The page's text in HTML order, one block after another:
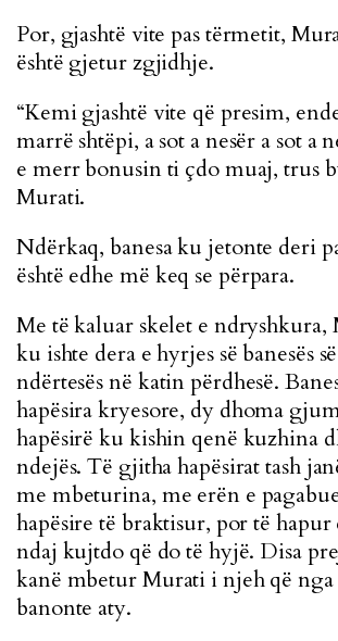
Por, gjashtë vite pas tërmetit,
është gjetur zgjidhje.
“Kemi gjashtë vite që presim,
marrë shtëpi, a sot a nesër a sot a
e merr bonusin ti çdo muaj, trus
Murati.
Ndërkaq, banesa ku jetonte deri
është edhe më keq se përpara.
Me të kaluar skelet e
ku ishte dera e hyrjes së banesës
ndërtesës në katin përdhesë.
hapësira kryesore, dy dhoma
hapësirë ku kishin qenë kuzhina
ndejës. Të gjitha hapësirat tash
me mbeturina, me erën e
hapësire të braktisur, por të hapur
ndaj kujtdo që do të hyjë. Disa
kanë mbetur Murati i njeh që
banonte aty.